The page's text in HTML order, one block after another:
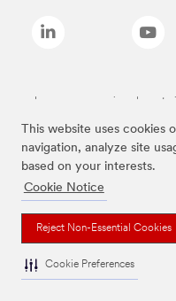
This website uses cookies
navigation, analyze site
based on your interests.
Cookie Notice
Reject Non-Essential Cookies
Cookie Preferences
Las marcas mencionadas